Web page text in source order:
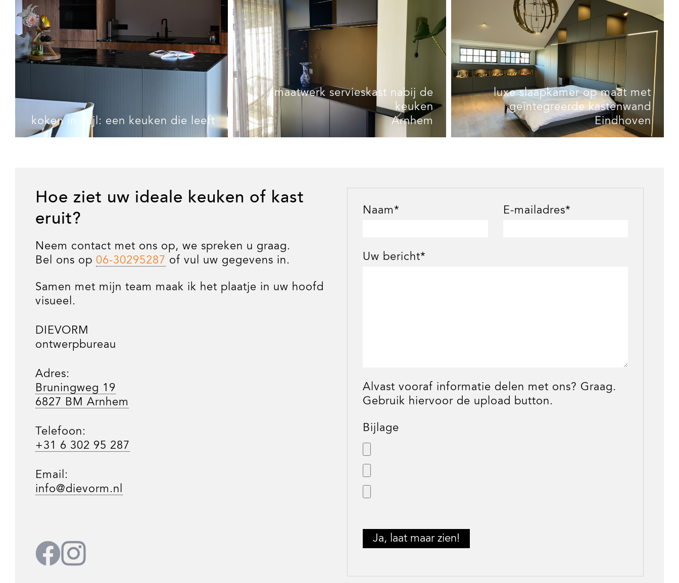
koken in stijl: een keuken die leeft
maatwerk servieskast nabij de
keuken
Arnhem
luxe slaapkamer op maat met
geïntegreerde kastenwand
Eindhoven
Hoe ziet uw ideale keuken of kast
eruit?
Neem contact met ons op, we spreken u graag.
Bel ons op 06-30295287 of vul uw gegevens in.
Samen met mijn team maak ik het plaatje in uw hoofd
visueel.
DIEVORM
ontwerpbureau
Adres:
Bruningweg 19
6827 BM Arnhem
Telefoon:
+31 6 302 95 287
Email:
info@dievorm.nl
Naam* E-mailadres*
Uw bericht*
Alvast vooraf informatie delen met ons? Graag.
Gebruik hiervoor de upload button.
Bijlage